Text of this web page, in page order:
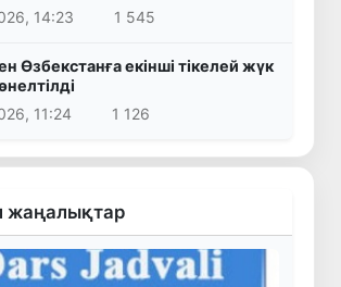
14:23
1 545
Өзбекстанға екінші тікелей жүк
11:24
1 126
жаңалықтар